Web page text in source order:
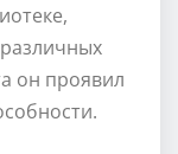
он проявил